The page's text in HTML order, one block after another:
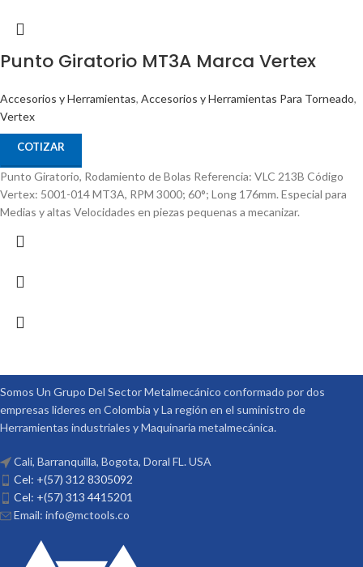
Punto Giratorio MT3A Marca Vertex
Accesorios y Herramientas, Accesorios y Herramientas Para Torneado,
Vertex
COTIZAR
Punto Giratorio, Rodamiento de Bolas Referencia: VLC 213B Código
Vertex: 5001-014 MT3A, RPM 3000; 60°; Long 176mm. Especial para
Medias y altas Velocidades en piezas pequenas a mecanizar.
Somos Un Grupo Del Sector Metalmecánico conformado por dos
empresas lideres en Colombia y La región en el suministro de
Herramientas industriales y Maquinaria metalmecánica.
Cali, Barranquilla, Bogota, Doral FL. USA
Cel: +(57) 312 8305092
Cel: +(57) 313 4415201
Email: info@mctools.co